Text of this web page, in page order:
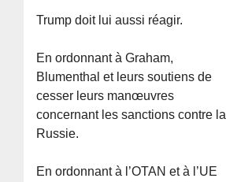
Trump doit lui aussi réagir.
En ordonnant à Graham,
Blumenthal et leurs soutiens de
cesser leurs manœuvres
concernant les sanctions contre la
Russie.
En ordonnant à l’OTAN et à l’UE